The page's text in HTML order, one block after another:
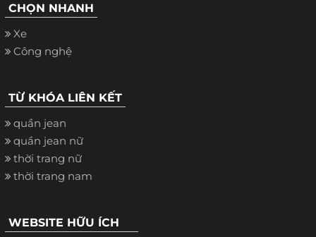
CHỌN NHANH
Xe
Công nghệ
TỪ KHÓA LIÊN KẾT
quần jean
quần jean nữ
thời trang nữ
thời trang nam
WEBSITE HỮU ÍCH